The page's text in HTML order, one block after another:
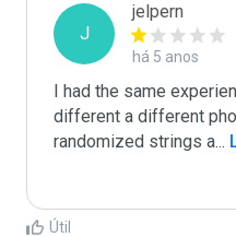
J
jelpern
há 5 anos
I had the same
different a different
randomized strings a...
Útil